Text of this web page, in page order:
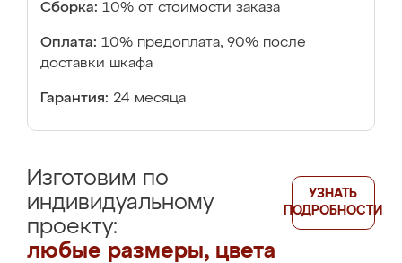
Сборка: 10% от стоимости заказа
Оплата: 10% предоплата, 90% после
доставки шкафа
Гарантия: 24 месяца
Изготовим по
индивидуальному
проекту:
любые размеры, цвета
УЗНАТЬ
ПОДРОБНОСТИ